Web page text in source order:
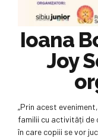
Ioana
Joy
„Prin acest
familii cu activități de
în care copiii se vor